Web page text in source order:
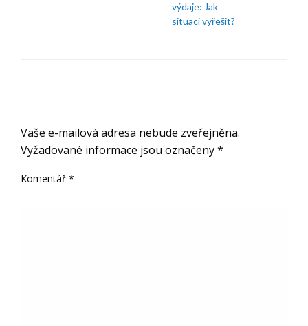
výdaje: Jak
situaci vyřešit?
Vaše e-mailová adresa nebude zveřejněna.
Vyžadované informace jsou označeny*
Komentář *